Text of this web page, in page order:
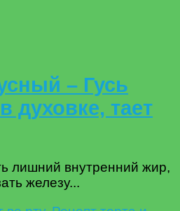
– Гусь
духовке, тает
лишний внутренний жир,
железу...